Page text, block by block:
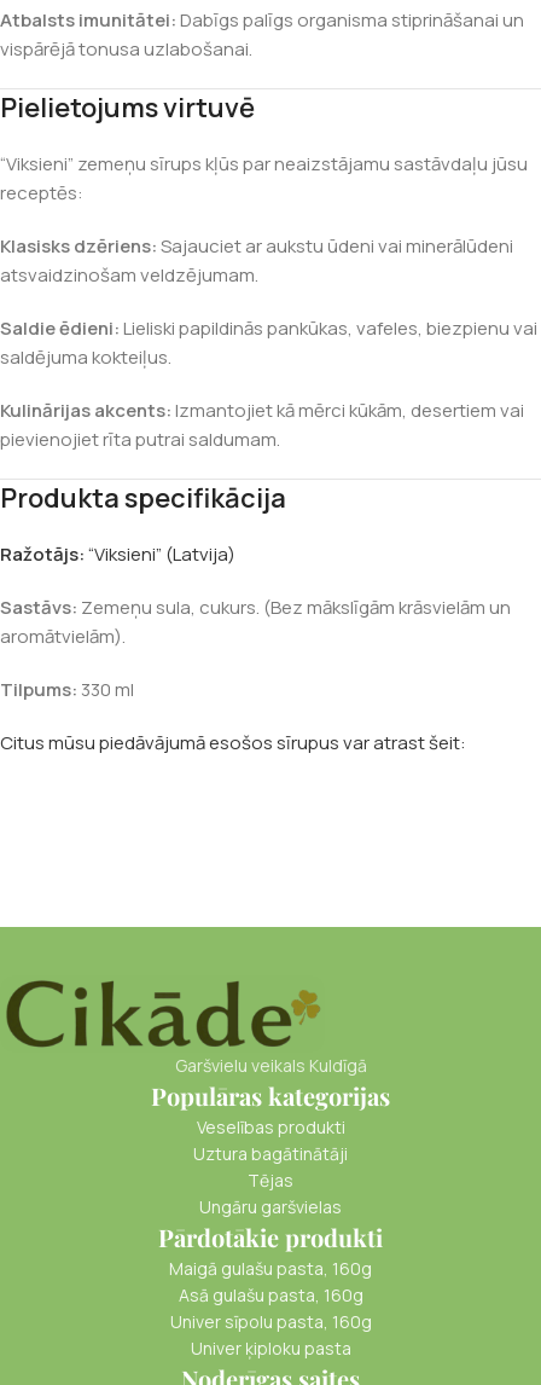
Atbalsts imunitātei:Dabīgs palīgs organisma stiprināšanai un
vispārējā tonusa uzlabošanai.
Pielietojums virtuvē
“Viksieni” zemeņu sīrups kļūs par neaizstājamu sastāvdaļu jūsu
receptēs:
Klasisks dzēriens:Sajauciet ar aukstu ūdeni vai minerālūdeni
atsvaidzinošam veldzējumam.
Saldie ēdieni:Lieliski papildinās pankūkas, vafeles, biezpienu vai
saldējuma kokteiļus.
Kulinārijas akcents:Izmantojiet kā mērci kūkām, desertiem vai
pievienojiet rīta putrai saldumam.
Produkta specifikācija
Ražotājs:“Viksieni” (Latvija)
Sastāvs: Zemeņu sula, cukurs. (Bez mākslīgām krāsvielām un
aromātvielām).
Tilpums: 330 ml
Citus mūsu piedāvājumā esošos sīrupus var atrast šeit:
Garšvielu veikals Kuldīgā
Populāras kategorijas
Veselības produkti
Uztura bagātinātāji
Tējas
Ungāru garšvielas
Pārdotākie produkti
Maigā gulašu pasta, 160g
Asā gulašu pasta, 160g
Univer sīpolu pasta, 160g
Univer ķiploku pasta